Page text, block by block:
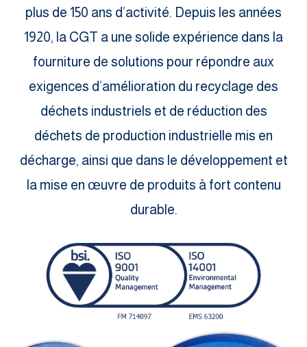
plus de 150 ans d’activité. Depuis les années
1920, la CGT a une solide expérience dans la
fourniture de solutions pour répondre aux
exigences d’amélioration du recyclage des
déchets industriels et de réduction des
déchets de production industrielle mis en
décharge, ainsi que dans le développement et
la mise en œuvre de produits à fort contenu
durable.